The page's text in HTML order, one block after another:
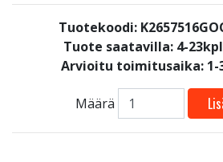
Tuotekoodi:
Tuote saatavilla: 4-
Arvioitu toimitusaika: 1-
Määrä